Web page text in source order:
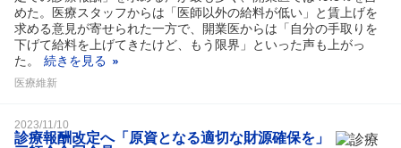
めた。医療スタッフからは「医師以外の給料が低い」と賃上げを
求める意見が寄せられた一方で、開業医からは「自分の手取りを
下げて給料を上げてきたけど、もう限界」といった声も上がっ
た。
続きを見る
医療維新
2023/11/10
診療報酬改定へ「原資となる適切な財源確保を」